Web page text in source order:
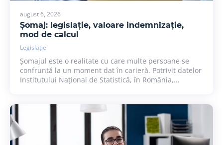
august 6, 2026
Șomaj: legislație, valoare indemnizație,
mod de calcul
Legislație
Șomajul este o realitate cu care multe persoane se
confruntă la un moment dat în carieră. Potrivit datelor
Institutului Național de Statistică, în România,...